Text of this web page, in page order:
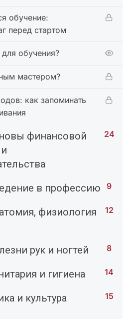
обучение:
перед стартом
обучения?
мастером?
как запоминать
финансовой
24
в профессию 9
физиология
12
рук и ногтей 8
и гигиена 14
и культура
15